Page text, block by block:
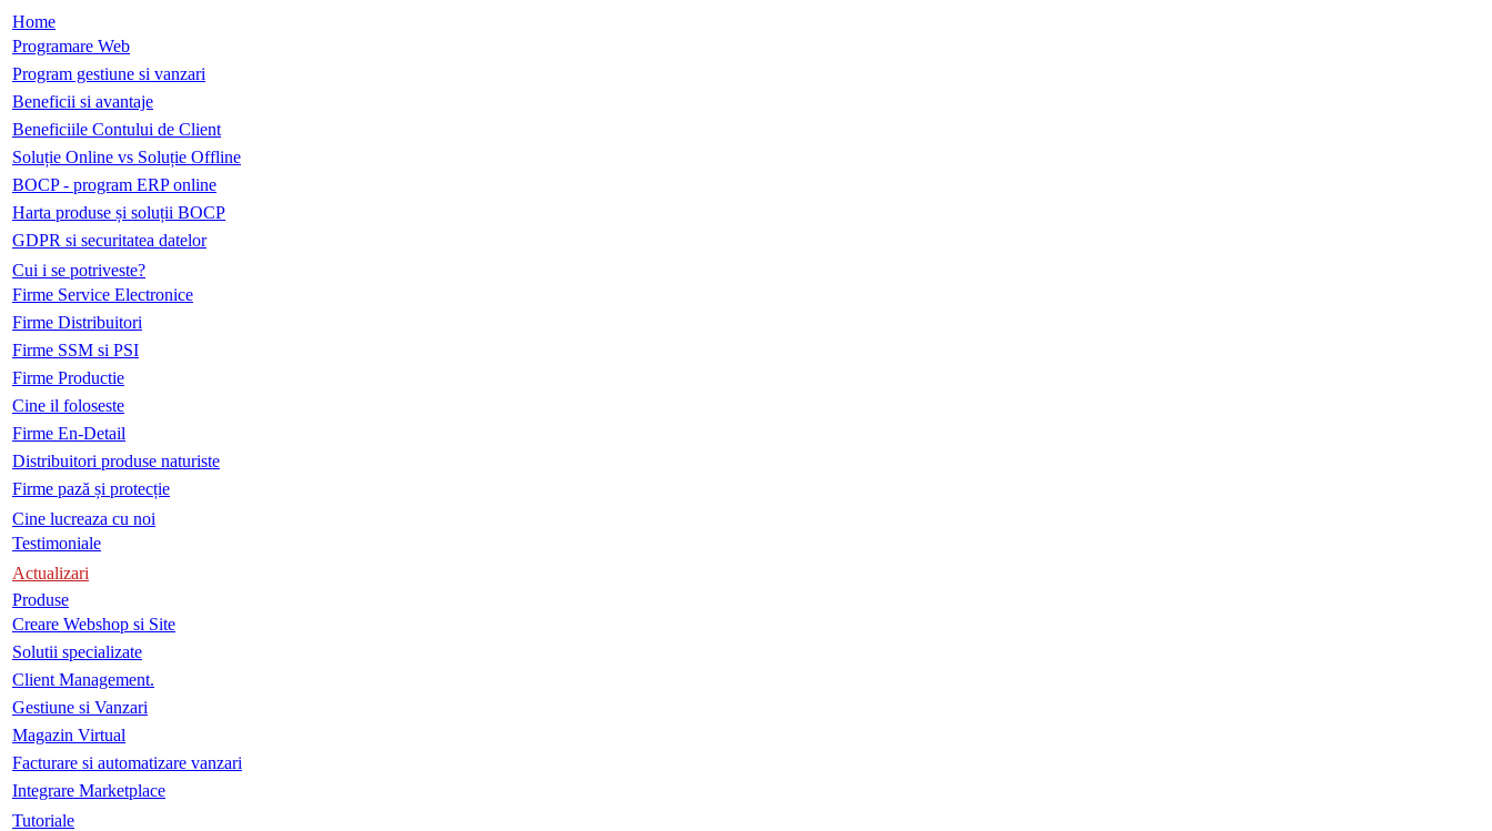
Home
Programare Web
Program gestiune si vanzari
Beneficii si avantaje
Beneficiile Contului de Client
Soluție Online vs Soluție Offline
BOCP - program ERP online
Harta produse și soluții BOCP
GDPR si securitatea datelor
Cui i se potriveste?
Firme Service Electronice
Firme Distribuitori
Firme SSM si PSI
Firme Productie
Cine il foloseste
Firme En-Detail
Distribuitori produse naturiste
Firme pază și protecție
Cine lucreaza cu noi
Testimoniale
Actualizari
Produse
Creare Webshop si Site
Solutii specializate
Client Management.
Gestiune si Vanzari
Magazin Virtual
Facturare si automatizare vanzari
Integrare Marketplace
Tutoriale